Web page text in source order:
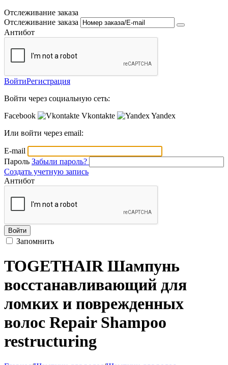
Отслеживание заказа
Отслеживание заказа
Антибот
ВойтиРегистрация
Войти через социальную сеть:
Facebook
Vkontakte
Yandex
Или войти через email:
E-mail
Пароль Забыли пароль?
Создать учетную запись
Антибот
Войти
Запомнить
TOGETHAIR Шампунь
восстанавливающий для
ломких и поврежденных
волос Repair Shampoo
restructuring